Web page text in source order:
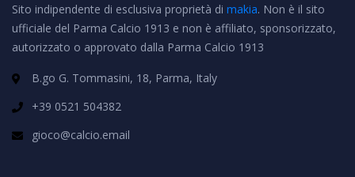
Sito indipendente di esclusiva proprietà di makia. Non è il sito
ufficiale del Parma Calcio 1913 e non è affiliato, sponsorizzato,
autorizzato o approvato dalla Parma Calcio 1913
B.go G. Tommasini, 18, Parma, Italy
+39 0521 504382
gioco@calcio.email